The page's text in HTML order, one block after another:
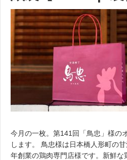
今月の一枚。第141回「鳥忠」様の
します。 鳥忠様は日本橋人形町の
年創業の鶏肉専門店様です。新鮮